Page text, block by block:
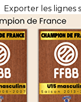
Exporter les lignes
Exporter toutes
Exporter
Menu
<
>
Événements
Les